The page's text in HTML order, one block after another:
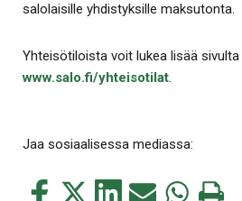
salolaisille yhdistyksille maksutonta.
Yhteisötiloista voit lukea lisää sivulta
www.salo.fi/yhteisotilat
Jaa sosiaalisessa mediassa:
Jaa
Jaa
Jaa Jaa Jaa Tulosta